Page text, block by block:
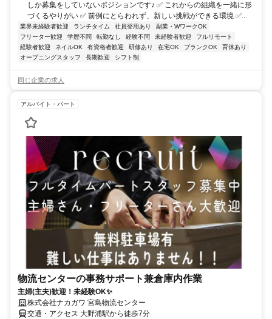
しか募集をしていないポジションです♪ ✅ これからの組織を一緒に形
づくるやりがい ✅ 前例にとらわれず、新しい挑戦ができる環境 ✅...
業界未経験者歓迎 ランチタイム 社員登用あり
副業・WワークOK
フリーター歓迎
学歴不問 転勤なし 経験不問 未経験者歓迎
フルリモート
経験者歓迎
ネイルOK 有資格者歓迎 研修あり 在宅OK ブランクOK
育休あり
オープニングスタッフ
長期歓迎 シフト制
同じ企業の求人
アルバイト・パート
物流センターの事務サポート兼倉庫内作業
主婦(主夫)歓迎！未経験OK✨
株式会社ナカガワ 宮島物流センター
交通・アクセス 大野浦駅から徒歩7分